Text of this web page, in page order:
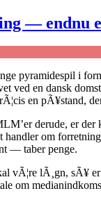
— endnu
pyramidespil i
ved en dansk
en pÃ¥stand,
derude, er
om
— taber penge.
vÃ¦re lÃ¸gn, sÃ¥
om